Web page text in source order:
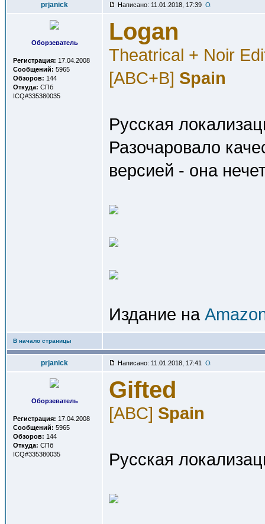
prjanick Написано: 11.01.2018, 17:39
Оборзеватель
Регистрация: 17.04.2008
Сообщений: 5965
Обзоров: 144
Откуда: СПб
ICQ#335380035
Logan
Theatrical + Noir
[ABC+B] Spain
Русская
Разочаровало
версией - она
Издание на
В начало страницы
prjanick Написано: 11.01.2018, 17:41
Оборзеватель
Регистрация: 17.04.2008
Сообщений: 5965
Обзоров: 144
Откуда: СПб
ICQ#335380035
Gifted
[ABC] Spain
Русская